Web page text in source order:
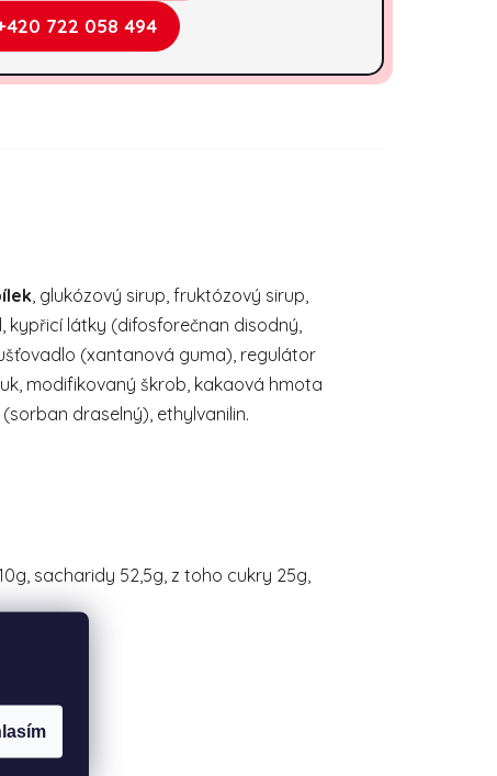
722 058 494
, glukózový sirup, fruktózový sirup,
látky (difosforečnan disodný,
(xantanová guma), regulátor
modifikovaný škrob, kakaová hmota
draselný), ethylvanilin.
sacharidy 52,5g, z toho cukry 25g,